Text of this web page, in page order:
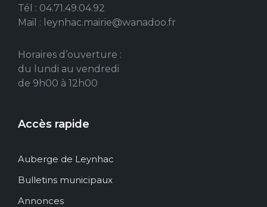
Tél : 04.71.49.04.92
Mail : leynhac.mairie@wanadoo.fr
Horaires d’ouverture :
du lundi au vendredi
de 9h00 à 12h00
Accès rapide
Auberge de Leynhac
Bulletins municipaux
Annonces